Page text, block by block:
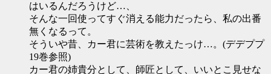
はいるんだろうけど…、
そんな一回使ってすぐ消える能力だったら、私の出番
無くなるって。
そういや昔、カー君に芸術を教えたっけ…。(デデププ
19巻参照)
カー君の姉貴分として、師匠として、いいとこ見せな